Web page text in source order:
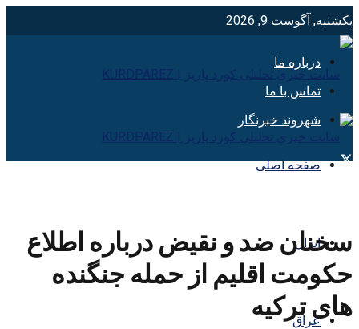
یکشنبه, آگوست 9, 2026
درباره ما
تماس با ما
شهروند خبرنگار
صفحه اصلی
ایران
عراق
سخنان ضد و نقیض درباره اطلاع
حکومت اقلیم از حمله جنگنده
های ترکیه